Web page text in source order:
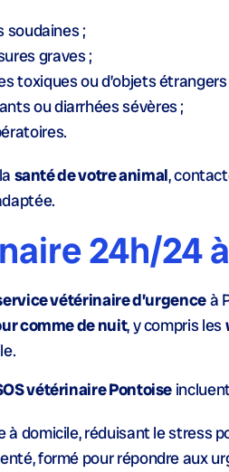
soudaines ;
graves ;
toxiques ou d’objets étrangers
ou diarrhées sévères ;
santé de votre animal,
24h/24
vétérinaire d’urgenceà
comme de nuit, y compris les
vétérinaire Pontoise
à domicile, réduisant le stress
, formé pour répondre aux